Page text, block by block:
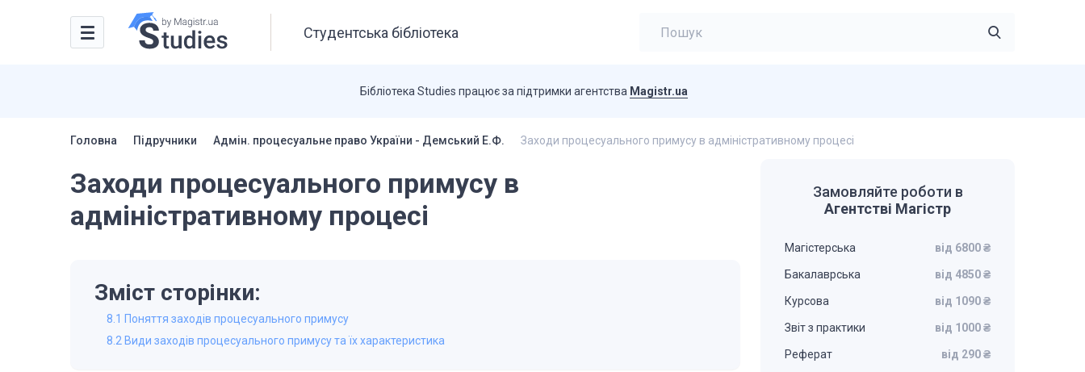
Студентська бібліотека
Бібліотека Studies працює за підтримки агентства Magistr.ua
Головна Підручники Адмін. процесуальне право України - Демський Е.Ф. Заходи процесуального примусу в адміністративному процесі
Заходи процесуального примусу в
адміністративному процесі
Зміст сторінки:
8.1 Поняття заходів процесуального примусу
8.2 Види заходів процесуального примусу та їх характеристика
Замовляйте роботи в
Агентстві Магістр
Магістерська від 6800 ₴
Бакалаврська від 4850 ₴
Курсова від 1090 ₴
Звіт з практики від 1000 ₴
Реферат від 290 ₴